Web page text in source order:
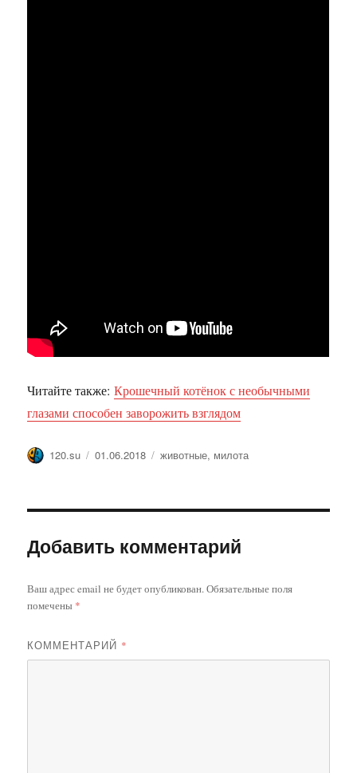
Читайте также:Крошечный котёнок с необычными
глазами способен заворожить взглядом
Автор
120.su Опубликовано
01.06.2018 Метки
животные, милота
Добавить комментарий
Ваш адрес email не будет опубликован.Обязательные поля
помечены *
КОММЕНТАРИЙ *